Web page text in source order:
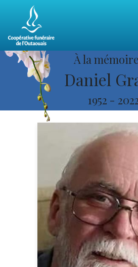
À la
Daniel
1952 -